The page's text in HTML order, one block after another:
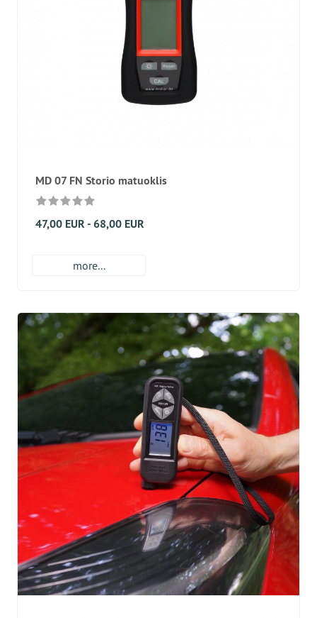
MD 07 FN Storio matuoklis
47,00 EUR - 68,00 EUR
more...